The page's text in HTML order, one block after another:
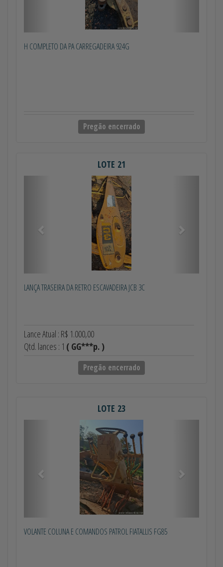
H COMPLETO DA PA CARREGADEIRA 924G
Pregão encerrado
LOTE 21
LANÇA TRASEIRA DA RETRO ESCAVADEIRA JCB 3C
Lance Atual : R$ 1.000,00
Qtd. lances : 1 ( GG***p. )
Pregão encerrado
LOTE 23
VOLANTE COLUNA E COMANDOS PATROL FIATALLIS FG85